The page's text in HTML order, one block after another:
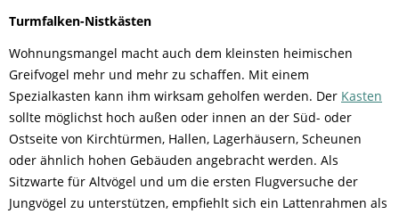
Turmfalken-Nistkästen
Wohnungsmangel macht auch dem kleinsten heimischen
Greifvogel mehr und mehr zu schaffen. Mit einem
Spezialkasten kann ihm wirksam geholfen werden. Der Kasten
sollte möglichst hoch außen oder innen an der Süd- oder
Ostseite von Kirchtürmen, Hallen, Lagerhäusern, Scheunen
oder ähnlich hohen Gebäuden angebracht werden. Als
Sitzwarte für Altvögel und um die ersten Flugversuche der
Jungvögel zu unterstützen, empfiehlt sich ein Lattenrahmen als